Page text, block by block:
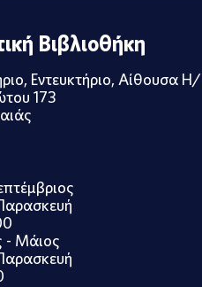
Βιβλιοθήκη
Εντευκτήριο, Αίθουσα
173
- Μάιος